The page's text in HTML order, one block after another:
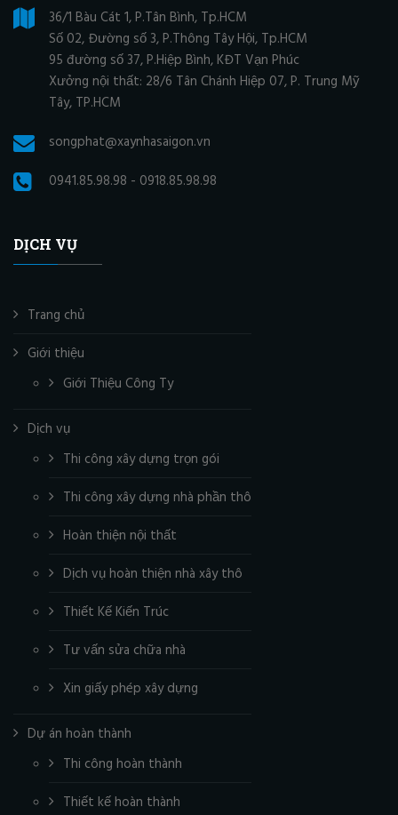
36/1 Bàu Cát 1, P.Tân Bình, Tp.HCM
Số 02, Đường số 3, P.Thông Tây Hội, Tp.HCM
95 đường số 37, P.Hiệp Bình, KĐT Vạn Phúc
Xưởng nội thất: 28/6 Tân Chánh Hiệp 07, P. Trung Mỹ
Tây, TP.HCM
songphat@xaynhasaigon.vn
0941.85.98.98 - 0918.85.98.98
DỊCH VỤ
Trang chủ
Giới thiệu
Giới Thiệu Công Ty
Dịch vụ
Thi công xây dựng trọn gói
Thi công xây dựng nhà phần thô
Hoàn thiện nội thất
Dịch vụ hoàn thiện nhà xây thô
Thiết Kế Kiến Trúc
Tư vấn sửa chữa nhà
Xin giấy phép xây dựng
Dự án hoàn thành
Thi công hoàn thành
Thiết kế hoàn thành